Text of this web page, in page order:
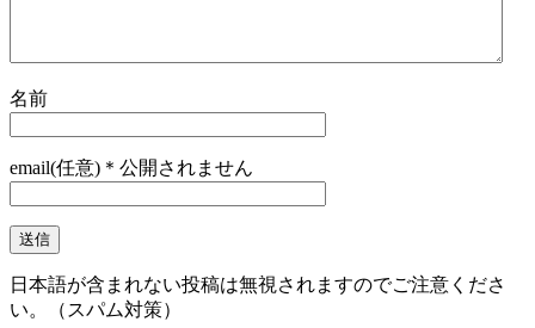
名前
email(任意)＊公開されません
日本語が含まれない投稿は無視されますのでご注意くださ
い。（スパム対策）